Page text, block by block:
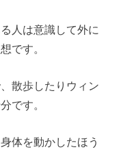
人は意識して外に
です。
散歩したりウィン
です。
体を動かしたほう